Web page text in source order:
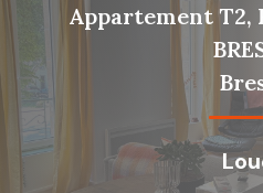
GESTION
Appartement T2,